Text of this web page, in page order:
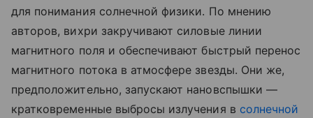
для понимания солнечной физики. По мнению
авторов, вихри закручивают силовые линии
магнитного поля и обеспечивают быстрый перенос
магнитного потока в атмосфере звезды. Они же,
предположительно, запускают нановспышки —
кратковременные выбросы излучения в солнечной